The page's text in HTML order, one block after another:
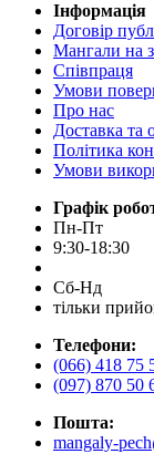
Інформація
Договір
Мангали на
Співпраця
Умови
Про нас
Доставка та
Політика
Умови
Графік
Пн-Пт
9:30-18:30
Сб-Нд
тільки
Телефони:
(066) 418 75
(097) 870 50
Пошта:
mangaly-